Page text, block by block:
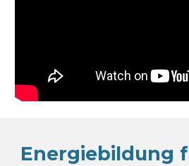
Energiebildung